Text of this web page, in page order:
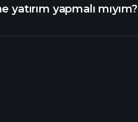
yatırım yapmalı mıyım?